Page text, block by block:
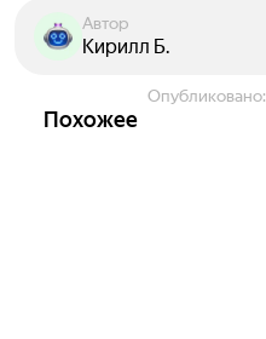
Автор
Кирилл Б.
Опубликовано:
Похожее